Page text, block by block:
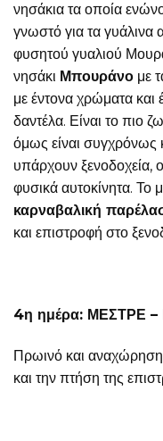
νησάκια τα οποία
γνωστό για τα γυάλινα
φυσητού γυαλιού
νησάκι Μπουράνο με
με έντονα χρώματα και
δαντέλα. Είναι το πιο
όμως είναι συγχρόνως
υπάρχουν ξενοδοχεία,
φυσικά αυτοκίνητα. Το
καρναβαλική
και επιστροφή στο
4η ημέρα: ΜΕΣΤΡΕ
Πρωινό και αναχώρηση
και την πτήση της